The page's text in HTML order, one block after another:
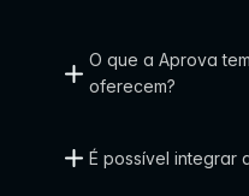
O que a Aprova
oferecem?
É possível integrar